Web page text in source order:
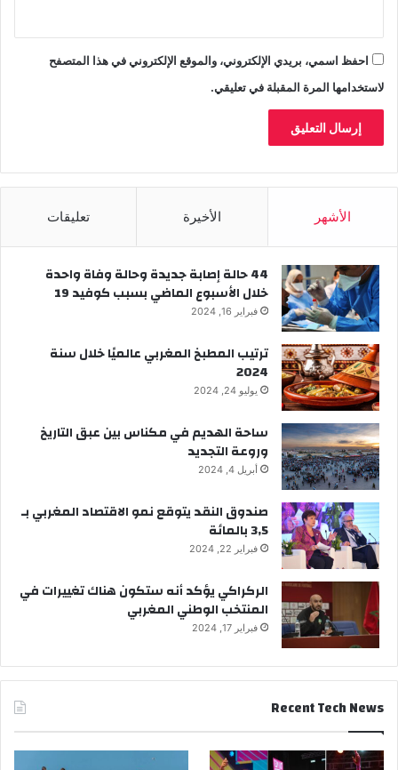
احفظ اسمي، بريدي الإلكتروني، والموقع الإلكتروني في هذا المتصفح
لاستخدامها المرة المقبلة في تعليقي.
الأشهر الأخيرة تعليقات
44 حالة إصابة جديدة وحالة وفاة واحدة
خلال الأسبوع الماضي بسبب كوفيد 19
فبراير 16, 2024
ترتيب المطبخ المغربي عالميًا خلال سنة
2024
يوليو 24, 2024
ساحة الهديم في مكناس بين عبق التاريخ
وروعة التجديد
أبريل 4, 2024
صندوق النقد يتوقع نمو الاقتصاد المغربي بـ
3,5 بالمائة
فبراير 22, 2024
الركراكي يؤكد أنه ستكون هناك تغييرات في
المنتخب الوطني المغربي
فبراير 17, 2024
Recent Tech News